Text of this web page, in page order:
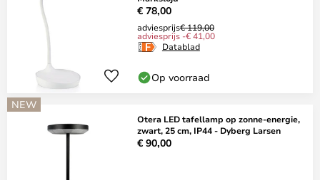
€ 78,00
adviesprijs€ 119,00
adviesprijs -€ 41,00
Datablad
Op voorraad
NEW
Otera LED tafellamp op zonne-energie,
zwart, 25 cm, IP44 - Dyberg Larsen
€ 90,00